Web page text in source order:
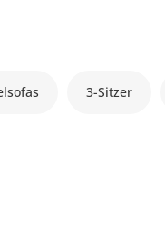
3-Sitzer